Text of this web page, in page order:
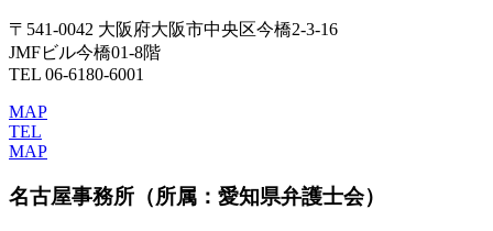
〒541-0042 大阪府大阪市中央区今橋2-3-16
JMFビル今橋01-8階
TEL 06-6180-6001
MAP
TEL
MAP
名古屋事務所 （所属：愛知県弁護士会）